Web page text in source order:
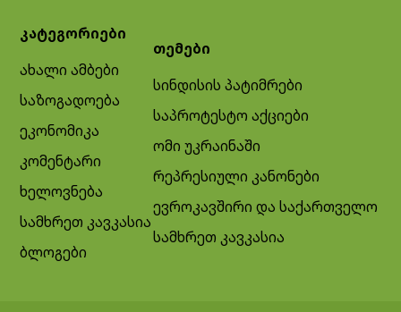
კატეგორიები
ახალი ამბები
საზოგადოება
ეკონომიკა
კომენტარი
ხელოვნება
სამხრეთ კავკასია
ბლოგები
თემები
სინდისის პატიმრები
საპროტესტო აქციები
ომი უკრაინაში
რეპრესიული კანონები
ევროკავშირი და საქართველო
სამხრეთ კავკასია